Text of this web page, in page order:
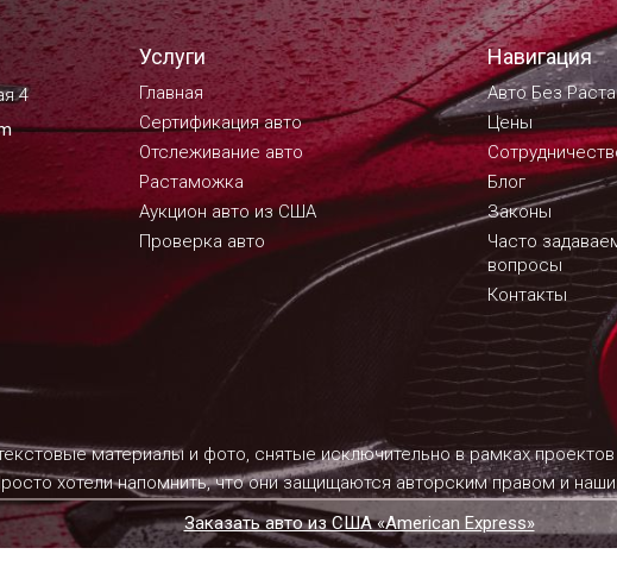
4
Услуги
Главная
Сертификация авто
Отслеживание авто
Растаможка
Аукцион авто из США
Проверка авто
Навигация
Авто Без
Цены
Блог
Законы
Часто
вопросы
Контакты
материалы и фото, снятые исключительно в рамках
хотели напомнить, что они защищаются авторским правом и
Заказать авто из США «American Express»